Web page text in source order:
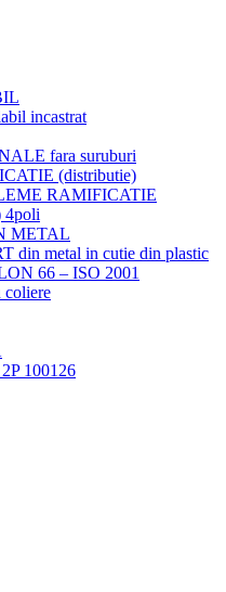
incastrat
fara suruburi
(distributie)
RAMIFICATIE
4poli
METAL
din metal in cutie din plastic
66 – ISO 2001
coliere
100126